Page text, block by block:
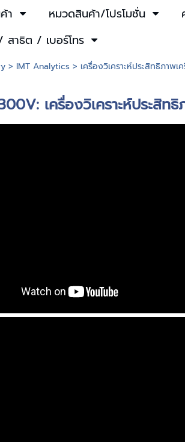
า หมวดสินค้า/โปรโมชั่น
าธิต / เบอร์โทร
> IMT Analytics> เครื่องวิเคราะห์ประสิทธิภาพเ
เครื่องวิเคราะห์ประสิ